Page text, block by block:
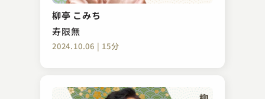
柳亭 こみち
寿限無
2024.10.06 | 15分
権助魚
2025.05.15 | 16分